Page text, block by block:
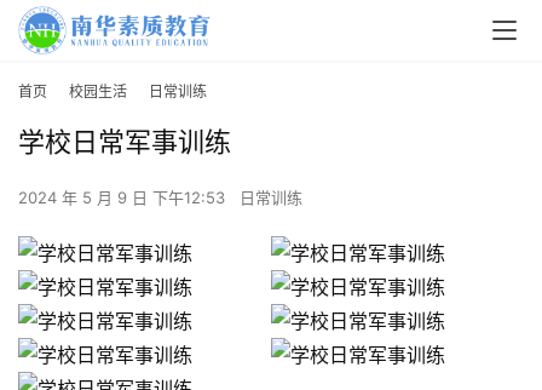
首页 校园生活 日常训练
学校日常军事训练
2024 年 5 月 9 日 下午12:53 日常训练